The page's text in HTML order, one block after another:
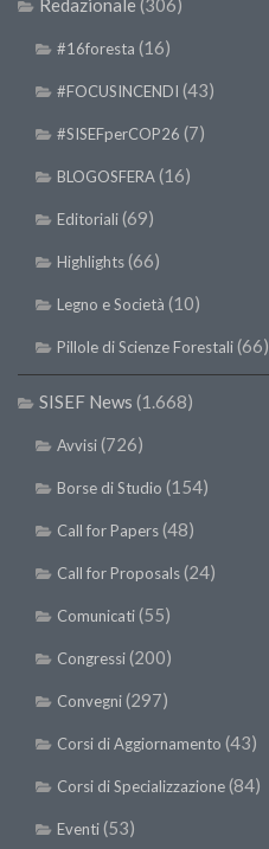
Redazionale (306)
#16foresta (16)
#FOCUSINCENDI (43)
#SISEFperCOP26 (7)
BLOGOSFERA(16)
Editoriali(69)
Highlights(66)
Legno e Società (10)
Pillole di Scienze Forestali(66)
SISEF News (1.668)
Avvisi(726)
Borse di Studio (154)
Call for Papers(48)
Call for Proposals(24)
Comunicati(55)
Congressi(200)
Convegni(297)
Corsi di Aggiornamento (43)
Corsi di Specializzazione(84)
Eventi(53)